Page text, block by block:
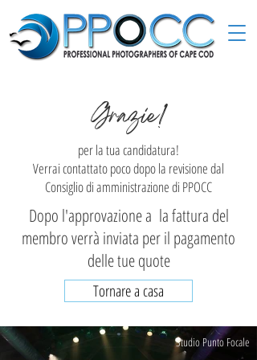
Grazie!
per la tua candidatura!
Verrai contattato poco dopo la revisione dal
Consiglio di amministrazione di PPOCC
Dopo l'approvazione a la fattura del
membro verrà inviata per il pagamento
delle tue quote
Tornare a casa
Studio Punto Focale